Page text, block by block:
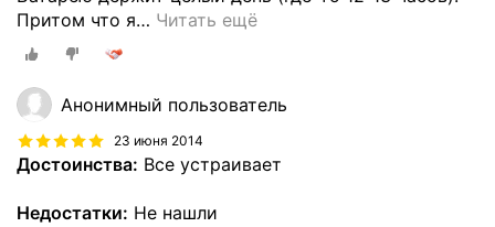
Притом что я… Читать ещё
Анонимный пользователь
23 июня 2014
Достоинства: Все устраивает
Недостатки: Не нашли